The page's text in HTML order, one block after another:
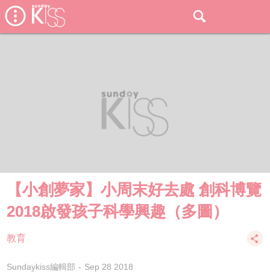
【小創夢家】小周末好去處 創科博覽
2018啟發孩子科學興趣（多圖）
教育
Sundaykiss編輯部 Sep 28 2018